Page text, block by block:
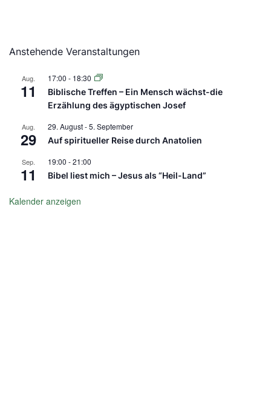
Anstehende Veranstaltungen
Aug.
11
17:00 - 18:30
Biblische Treffen – Ein Mensch wächst-die
Erzählung des ägyptischen Josef
Aug.
29
29. August-5. September
Auf spiritueller Reise durch Anatolien
Sep.
11
19:00 -21:00
Bibel liest mich – Jesus als “Heil-Land”
Kalender anzeigen